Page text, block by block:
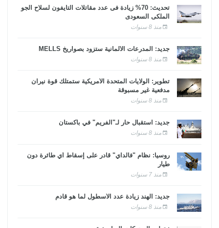
تحديث: 70% زيادة فى عدد مقاتلات التايفون لسلاح الجو
الملكى السعودى
منذ 8 سنوات
جديد: المدرعات الألمانية ستزود بصواريخ MELLS
منذ 8 سنوات
تطوير: الولايات المتحدة الأمريكية ستمتلك قوة نيران
مدفعية غير مسبوقة
منذ 8 سنوات
جديد: استقبال حار لـ"الفريم" في باكستان
منذ 8 سنوات
روسيا: نظام "فالداي" قادر على إسقاط أي طائرة دون
طيار
منذ 7 سنوات
جديد: الهند زيادة عدد الأسطول لما هو قادم
منذ 8 سنوات